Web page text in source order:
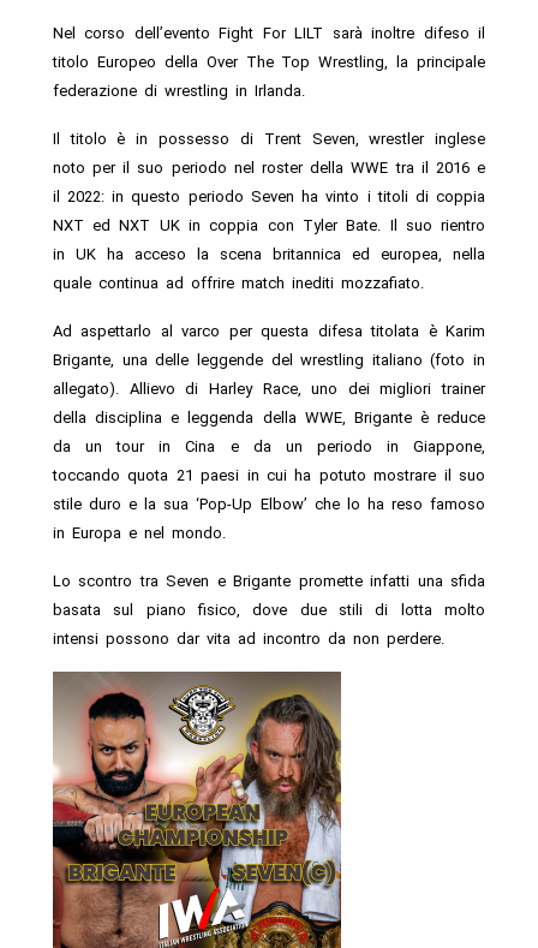
Nel corso dell’evento Fight For LILT sarà inoltre difeso il
titolo Europeo della Over The Top Wrestling, la principale
federazione di wrestling in Irlanda.
Il titolo è in possesso di Trent Seven, wrestler inglese
noto per il suo periodo nel roster della WWE tra il 2016 e
il 2022: in questo periodo Seven ha vinto i titoli di coppia
NXT ed NXT UK in coppia con Tyler Bate. Il suo rientro
in UK ha acceso la scena britannica ed europea, nella
quale continua ad offrire match inediti mozzafiato.
Ad aspettarlo al varco per questa difesa titolata è Karim
Brigante, una delle leggende del wrestling italiano (foto in
allegato). Allievo di Harley Race, uno dei migliori trainer
della disciplina e leggenda della WWE, Brigante è reduce
da un tour in Cina e da un periodo in Giappone,
toccando quota 21 paesi in cui ha potuto mostrare il suo
stile duro e la sua ‘Pop-Up Elbow’ che lo ha reso famoso
in Europa e nel mondo.
Lo scontro tra Seven e Brigante promette infatti una sfida
basata sul piano fisico, dove due stili di lotta molto
intensi possono dar vita ad incontro da non perdere.